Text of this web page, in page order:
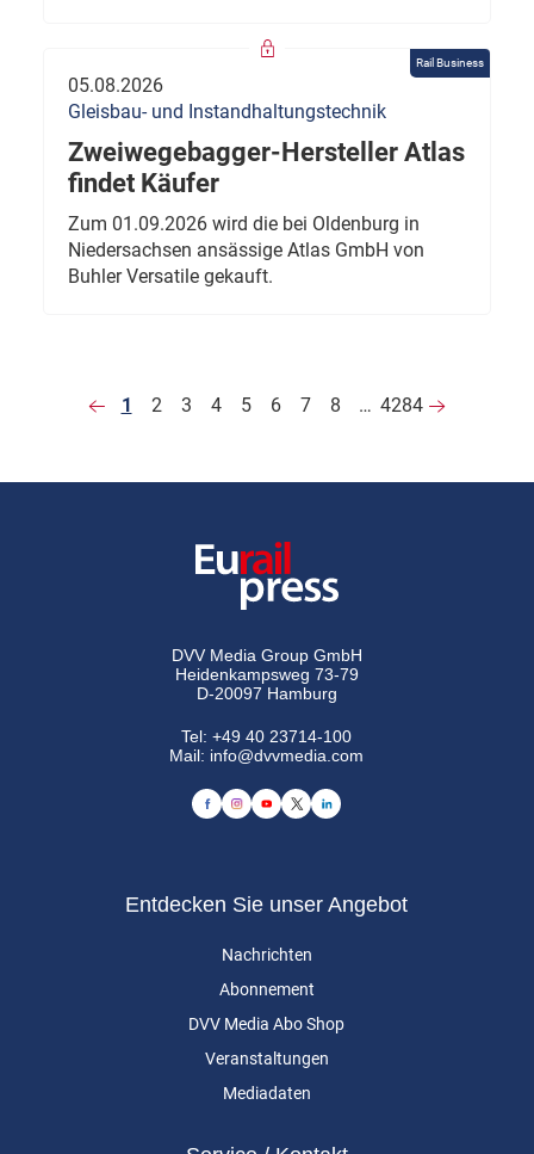
Rail Business
05.08.2026
Gleisbau- und Instandhaltungstechnik
Zweiwegebagger-Hersteller Atlas
findet Käufer
Zum 01.09.2026 wird die bei Oldenburg in
Niedersachsen ansässige Atlas GmbH von
Buhler Versatile gekauft.
1 2 3 4 5 6 7 8 … 4284
DVV Media Group GmbH
Heidenkampsweg 73-79
D-20097 Hamburg
Tel:+49 40 23714-100
Mail: info@dvvmedia.com
Entdecken Sie unser Angebot
Nachrichten
Abonnement
DVV Media Abo Shop
Veranstaltungen
Mediadaten